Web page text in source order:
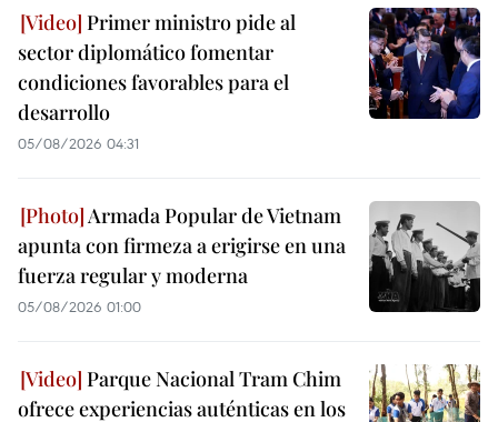
Primer ministro pide al
sector diplomático fomentar
condiciones favorables para el
desarrollo
05/08/2026 04:31
Armada Popular de Vietnam
apunta con firmeza a erigirse en una
fuerza regular y moderna
05/08/2026 01:00
Parque Nacional Tram Chim
ofrece experiencias auténticas en los